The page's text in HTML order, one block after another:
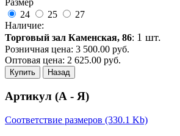
24
25
27
Наличие:
Торговый зал Каменская, 86: 1 шт.
Розничная цена: 3 500.00 руб.
Оптовая цена: 2 625.00 руб.
Купить Назад
Артикул (А - Я)
Соответствие размеров (330.1 Kb)